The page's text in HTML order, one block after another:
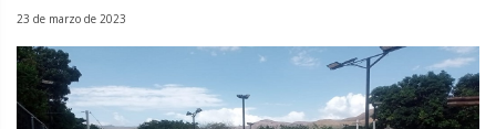
23 de marzo de 2023